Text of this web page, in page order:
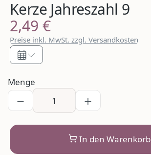
Kerze Jahreszahl 9
Regulärer Preis:
2,49 €
Preise inkl. MwSt. zzgl. Versandkosten
Menge
In den Warenkorb